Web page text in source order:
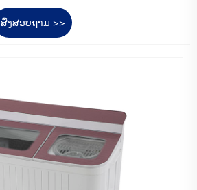
ສົ່ງສອບຖາມ >>